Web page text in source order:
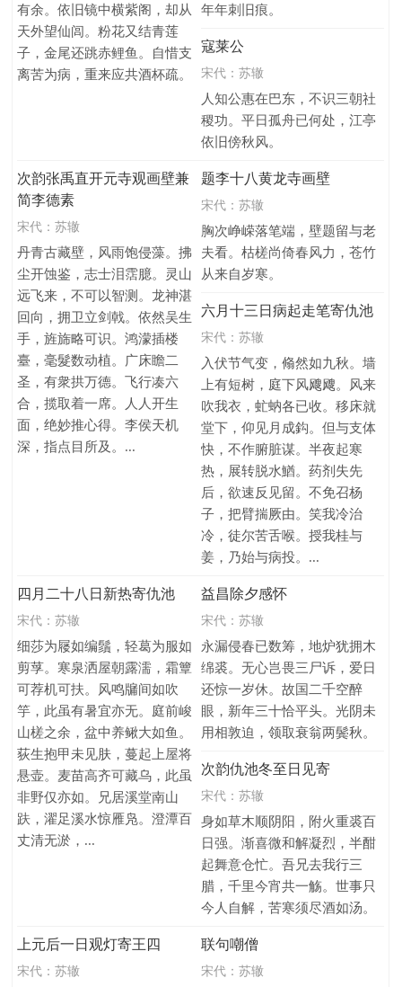
有余。依旧镜中横紫阁，却从
天外望仙闾。粉花又结青莲
子，金尾还跳赤鲤鱼。自惜支
离苦为病，重来应共酒杯疏。
年年刺旧痕。
寇莱公
宋代： 苏辙
人知公惠在巴东，不识三朝社
稷功。平日孤舟已何处，江亭
依旧傍秋风。
次韵张禹直开元寺观画壁兼
简李德素
宋代：苏辙
丹青古藏壁，风雨饱侵藻。拂
尘开蚀鉴，志士泪霑臆。灵山
远飞来，不可以智测。龙神湛
回向，拥卫立剑戟。依然吴生
手，旌旆略可识。鸿濛插楼
臺，毫髮数动植。广床瞻二
圣，有衆拱万德。飞行凑六
合，揽取着一席。人人开生
面，绝妙推心得。李侯天机
深，指点目所及。...
题李十八黄龙寺画壁
宋代： 苏辙
胸次峥嵘落笔端，壁题留与老
夫看。枯槎尚倚春风力，苍竹
从来自岁寒。
六月十三日病起走笔寄仇池
宋代： 苏辙
入伏节气变，翛然如九秋。墙
上有短树，庭下风飕飕。风来
吹我衣，虻蚋各已收。移床就
堂下，仰见月成鈎。但与支体
快，不作腑脏谋。半夜起寒
热，展转脱水鰌。药剂失先
后，欲速反见留。不免召杨
子，把臂揣厥由。笑我冷治
冷，徒尔苦舌喉。授我桂与
姜，乃始与病投。...
四月二十八日新热寄仇池
宋代：苏辙
细莎为屦如编鬚，轻葛为服如
剪莩。寒泉洒屋朝露濡，霜簟
可荐机可扶。风鸣牖间如吹
竽，此虽有暑宜亦无。庭前峻
山槎之余，盆中养鳅大如鱼。
荻生抱甲未见肤，蔓起上屋将
悬壶。麦苗高齐可藏乌，此虽
非野仅亦如。兄居溪堂南山
趺，濯足溪水惊雁凫。澄潭百
丈清无淤，...
益昌除夕感怀
宋代： 苏辙
永漏侵春已数筹，地炉犹拥木
绵裘。无心岂畏三尸诉，爱日
还惊一岁休。故国二千空醉
眼，新年三十恰平头。光阴未
用相敦迫，领取衰翁两鬓秋。
次韵仇池冬至日见寄
宋代： 苏辙
身如草木顺阴阳，附火重裘百
日强。渐喜微和解凝烈，半酣
起舞意仓忙。吾兄去我行三
腊，千里今宵共一觞。世事只
今人自解，苦寒须尽酒如汤。
上元后一日观灯寄王四
宋代：苏辙
联句嘲僧
宋代： 苏辙